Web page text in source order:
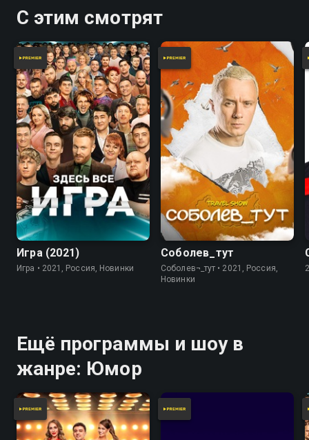
С этим смотрят
7.8
Игра (2021)
Игра • 2021, Россия, Новинки
Соболев_тут
Соболев¬_тут • 2021, Россия,
Новинки
Ещё программы и шоу в
жанре: Юмор